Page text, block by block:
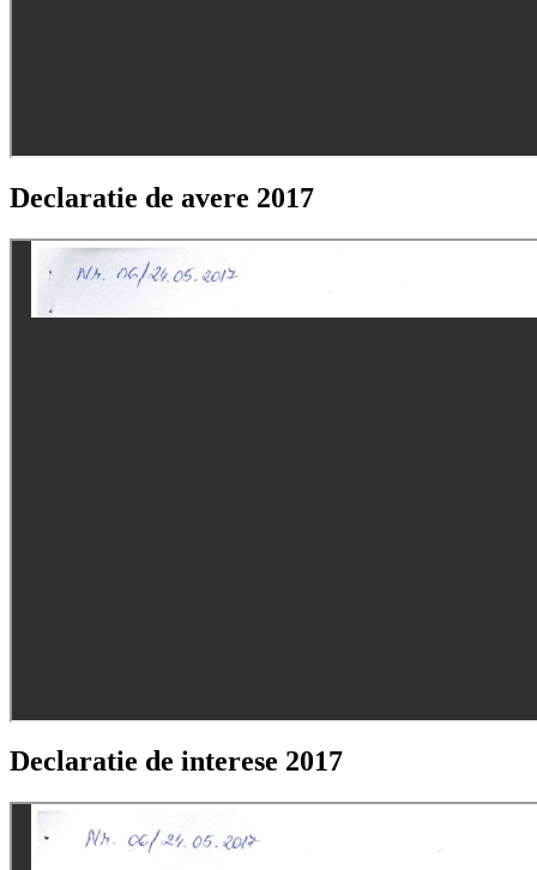
Declaratie de avere 2017
Declaratie de interese 2017